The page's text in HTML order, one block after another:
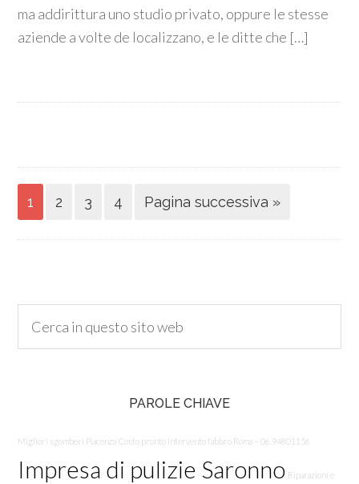
ma addirittura uno studio privato, oppure le stesse
aziende a volte de localizzano, e le ditte che […]
1 2 3 4 Pagina successiva »
PAROLE CHIAVE
Migliori sgomberi Piacenza Costo pronto intervento fabbro Roma – 06.94801156
Impresa di pulizie Saronno Riparazioni e